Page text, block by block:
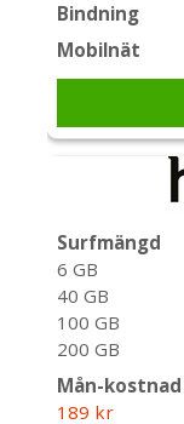
Bindning
Mobilnät
Surfmängd
6 GB
40 GB
100 GB
200 GB
Mån-kostnad
189 kr